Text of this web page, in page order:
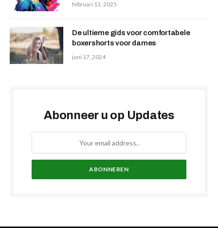
februari 13, 2025
De ultieme gids voor comfortabele
boxershorts voor dames
juni 17, 2024
Abonneer u op Updates